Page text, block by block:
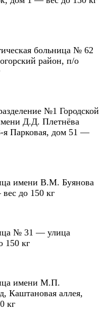
больница № 62
район, п/о
№1 Городской
Д.Д. Плетнёва
Парковая, дом 51 —
имени В.М. Буянова
до 150 кг
№ 31 — улица
150 кг
имени М.П.
Каштановая аллея,
кг